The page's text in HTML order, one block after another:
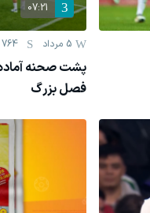
07:21
5 مرداد 764
پشت صحنه
فصل بزرگ